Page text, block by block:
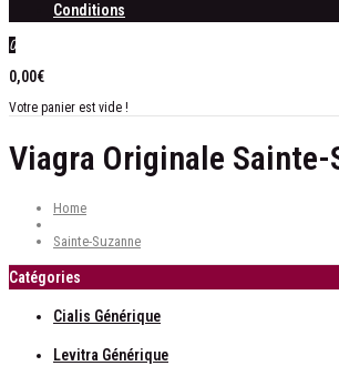
Conditions
0
0,00€
Votre panier est vide !
Viagra Originale Sainte-
Home
Sainte-Suzanne
Catégories
Cialis Générique
Levitra Générique